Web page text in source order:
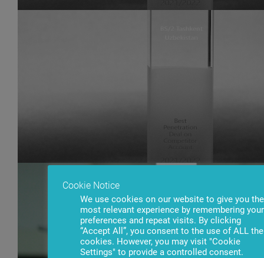
Cookie Notice
We use cookies on our website to give you the
most relevant experience by remembering your
preferences and repeat visits. By clicking
“Accept All”, you consent to the use of ALL the
cookies. However, you may visit "Cookie
Settings" to provide a controlled consent.